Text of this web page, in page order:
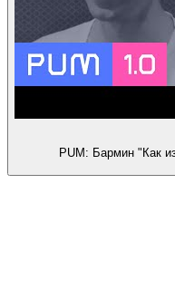
PUM: Бармин "Как